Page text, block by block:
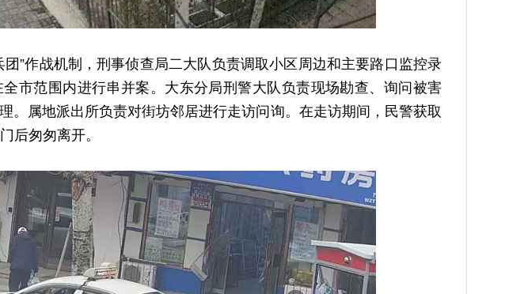
作战机制，刑事侦查局二大队负责调取小区周边和主要路口监控录
市范围内进行串并案。大东分局刑警大队负责现场勘查、询问被害
。属地派出所负责对街坊邻居进行走访问询。在走访期间，民警获取
后匆匆离开。